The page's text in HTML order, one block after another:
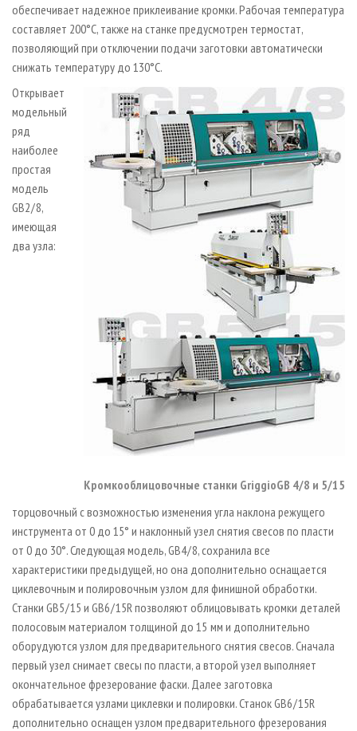
обеспечивает надежное приклеивание кромки. Рабочая температура
составляет 200°C, также на станке предусмотрен термостат,
позволяющий при отключении подачи заготовки автоматически
снижать температуру до 130°C.
Кромкооблицовочные станки GriggioGB 4/8 и 5/15
Открывает
модельный
ряд
наиболее
простая
модель
GB2 / 8,
имеющая
два узла:
торцовочный с возможностью изменения угла наклона режущего
инструмента от 0 до 15° и наклонный узел снятия свесов по пласти
от 0 до 30°. Следующая модель, GB4 / 8, сохранила все
характеристики предыдущей, но она дополнительно оснащается
циклевочным и полировочным узлом для финишной обработки.
Станки GB5 / 15 и GB6 / 15R позволяют облицовывать кромки деталей
полосовым материалом толщиной до 15 мм и дополнительно
оборудуются узлом для предварительного снятия свесов. Сначала
первый узел снимает свесы по пласти, а второй узел выполняет
окончательное фрезерование фаски. Далее заготовка
обрабатывается узлами циклевки и полировки. Станок GB6 / 15R
дополнительно оснащен узлом предварительного фрезерования